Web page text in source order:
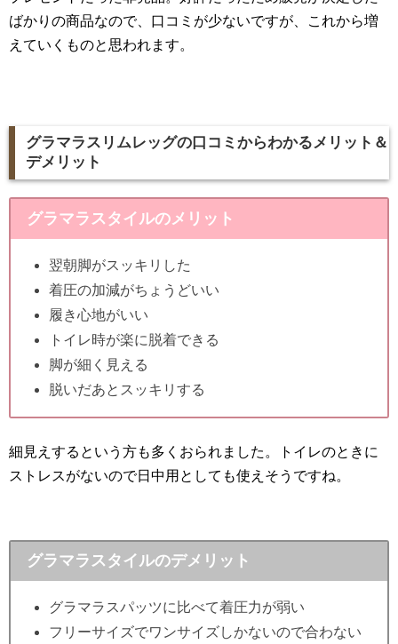
ばかりの商品なので、口コミが少ないですが、これから増
えていくものと思われます。
グラマラスリムレッグの口コミからわかるメリット＆
デメリット
グラマラスタイルのメリット
翌朝脚がスッキリした
着圧の加減がちょうどいい
履き心地がいい
トイレ時が楽に脱着できる
脚が細く見える
脱いだあとスッキリする
細見えするという方も多くおられました。トイレのときに
ストレスがないので日中用としても使えそうですね。
グラマラスタイルのデメリット
グラマラスパッツに比べて着圧力が弱い
フリーサイズでワンサイズしかないので合わない